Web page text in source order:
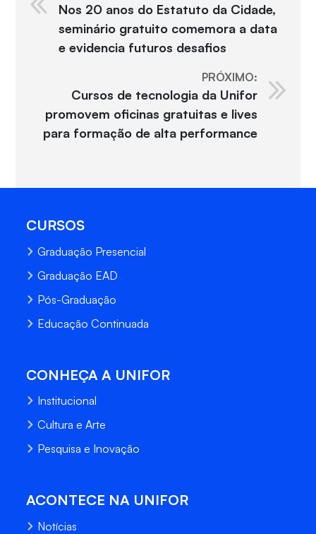
Nos 20 anos do Estatuto da Cidade,
seminário gratuito comemora a data
e evidencia futuros desafios
PRÓXIMO:
Cursos de tecnologia da Unifor
promovem oficinas gratuitas e lives
para formação de alta performance
CURSOS
Graduação Presencial
Graduação EAD
Pós-Graduação
Educação Continuada
CONHEÇA A UNIFOR
Institucional
Cultura e Arte
Pesquisa e Inovação
ACONTECE NA UNIFOR
Notícias